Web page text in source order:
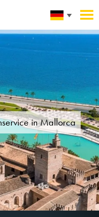
inMallorca